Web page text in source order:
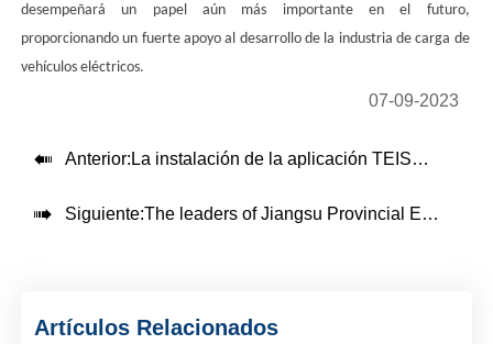
desempeñará un papel aún más importante en el futuro,
proporcionando un fuerte apoyo al desarrollo de la industria de carga de
vehículos eléctricos.
07-09-2023
 Anterior: La instalación de la aplicación TEISON ME
 Siguiente:The leaders of Jiangsu Provincial Economic and Trade Commission to the European Union came to inspect
Artículos Relacionados